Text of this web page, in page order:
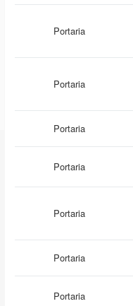
Portaria
Portaria
Portaria
Portaria
Portaria
Portaria
Portaria